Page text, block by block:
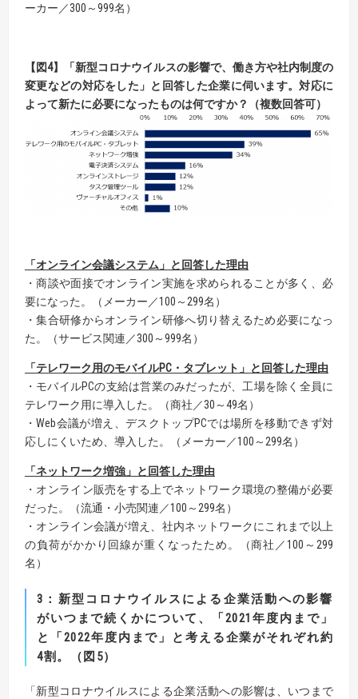
ーカー／300～999名）
【 図4】
「新型コロナウイルスの影響で、働き方や社内制度の
変更などの対応をした」と回答した企業に伺います。対応に
よって新たに必要になったものは何ですか？（複数回答可）
「オンライン会議システム」と回答した理由
・商談や面接でオンライン実施を求められることが多く、必
要になった。（メーカー／100～299名）
・集合研修からオンライン研修へ切り替えるため必要になっ
た。（サービス関連／300～999名）
「テレワーク用のモバイルPC ・タブレット」と回答した理由
・モバイルPCの支給は営業のみだったが、工場を除く全員に
テレワーク用に導入した。（商社／30～49名）
・Web会議が増え、デスクトップPCでは場所を移動できず対
応しにくいため、導入した。（メーカー／100～299名）
「ネットワーク増強」と回答した理由
・オンライン販売をする上でネットワーク環境の整備が必要
だった。（流通・小売関連／100～299名）
・オンライン会議が増え、社内ネットワークにこれまで以上
の負荷がかかり回線が重くなったため。（商社／100～299
名）
3 ：新型コロナウイルスによる企業活動への影響
がいつまで続くかについて、
「2021 年度内まで」
と「2022年度内まで」と考える企業がそれぞれ約
4割。（図 5）
「新型コロナウイルスによる企業活動への影響は、いつまで